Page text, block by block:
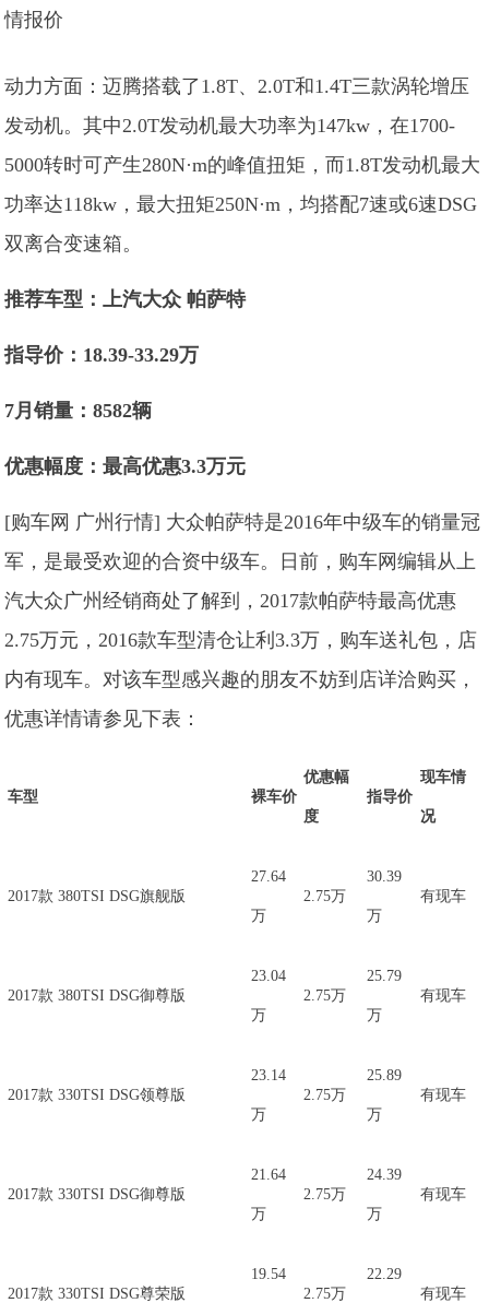
动力方面：迈腾搭载了1.8T、2.0T和1.4T三款涡轮增压
发动机。其中2.0T发动机最大功率为147kw，在1700-
5000转时可产生280N·m的峰值扭矩，而1.8T发动机最大
功率达118kw，最大扭矩250N·m，均搭配7速或6速DSG
双离合变速箱。
推荐车型：上汽大众 帕萨特
指导价：18.39-33.29万
7月销量：8582辆
优惠幅度：最高优惠3.3万元
[购车网 广州行情] 大众帕萨特是2016年中级车的销量冠
军，是最受欢迎的合资中级车。日前，购车网编辑从上
汽大众广州经销商处了解到，2017款帕萨特最高优惠
2.75万元，2016款车型清仓让利3.3万，购车送礼包，店
内有现车。对该车型感兴趣的朋友不妨到店详洽购买，
优惠详情请参见下表：
车型 裸车价
优惠幅
度
指导价
现车情
况
2017款 380TSI DSG旗舰版
27.64
万
2.75万
30.39
万
有现车
2017款 380TSI DSG御尊版
23.04
万
2.75万
25.79
万
有现车
2017款 330TSI DSG领尊版
23.14
万
2.75万
25.89
万
有现车
2017款 330TSI DSG御尊版
21.64
万
2.75万
24.39
万
有现车
2017款 330TSI DSG尊荣版
19.54
2.75万
22.29
有现车